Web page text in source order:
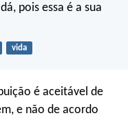
pois essa é a sua
vida
é aceitável de
e não de acordo